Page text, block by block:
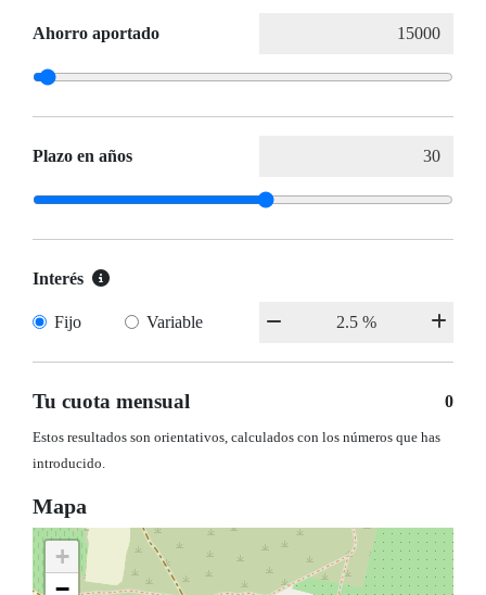
Ahorro aportado
Plazo en años
Interés
Fijo Variable
Tu cuota mensual 0
Estos resultados son orientativos, calculados con los números que has
introducido.
Mapa
+
−